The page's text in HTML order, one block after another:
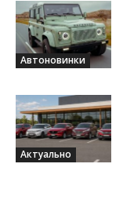
Автоновинки
Актуально